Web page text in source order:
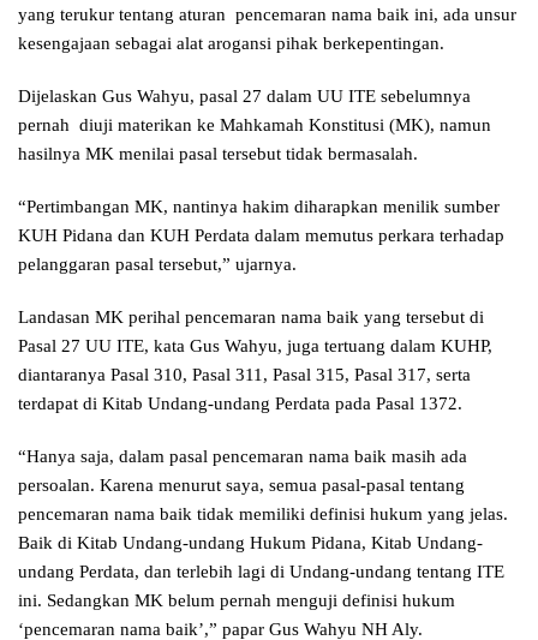
yang terukur tentang aturan pencemaran nama baik ini, ada unsur
kesengajaan sebagai alat arogansi pihak berkepentingan.
Dijelaskan Gus Wahyu, pasal 27 dalam UU ITE sebelumnya
pernah diuji materikan ke Mahkamah Konstitusi (MK), namun
hasilnya MK menilai pasal tersebut tidak bermasalah.
“Pertimbangan MK, nantinya hakim diharapkan menilik sumber
KUH Pidana dan KUH Perdata dalam memutus perkara terhadap
pelanggaran pasal tersebut,” ujarnya.
Landasan MK perihal pencemaran nama baik yang tersebut di
Pasal 27 UU ITE, kata Gus Wahyu, juga tertuang dalam KUHP,
diantaranya Pasal 310, Pasal 311, Pasal 315, Pasal 317, serta
terdapat di Kitab Undang-undang Perdata pada Pasal 1372.
“Hanya saja, dalam pasal pencemaran nama baik masih ada
persoalan. Karena menurut saya, semua pasal-pasal tentang
pencemaran nama baik tidak memiliki definisi hukum yang jelas.
Baik di Kitab Undang-undang Hukum Pidana, Kitab Undang-
undang Perdata, dan terlebih lagi di Undang-undang tentang ITE
ini. Sedangkan MK belum pernah menguji definisi hukum
‘pencemaran nama baik’,” papar Gus Wahyu NH Aly.